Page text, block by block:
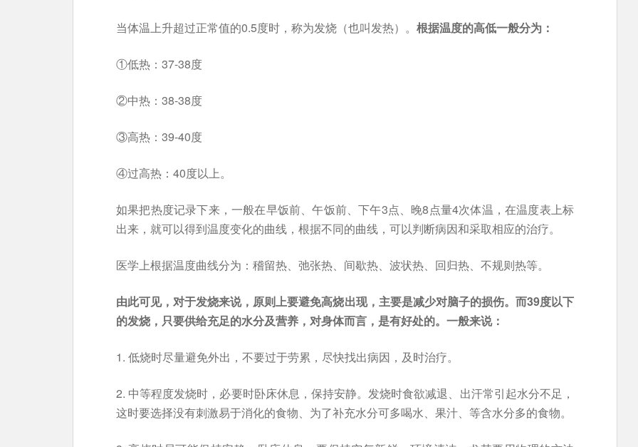
当体温上升超过正常值的0.5度时，称为发烧（也叫发热）。 根据温度的高低一般分为：
①低热：37-38度
②中热：38-38度
③高热：39-40度
④过高热：40度以上。
如果把热度记录下来，一般在早饭前、午饭前、下午3点、晚8点量4次体温，在温度表上标
出来，就可以得到温度变化的曲线，根据不同的曲线，可以判断病因和采取相应的治疗。
医学上根据温度曲线分为：稽留热、弛张热、间歇热、波状热、回归热、不规则热等。
由此可见，对于发烧来说，原则上要避免高烧出现，主要是减少对脑子的损伤。而39度以下
的发烧，只要供给充足的水分及营养，对身体而言，是有好处的。一般来说：
1. 低烧时尽量避免外出，不要过于劳累，尽快找出病因，及时治疗。
2. 中等程度发烧时，必要时卧床休息，保持安静。发烧时食欲减退、出汗常引起水分不足，
这时要选择没有刺激易于消化的食物、为了补充水分可多喝水、果汁、等含水分多的食物。